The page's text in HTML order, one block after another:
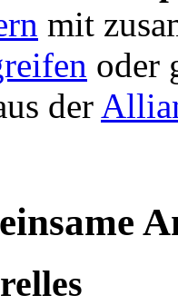
mit
oder
der